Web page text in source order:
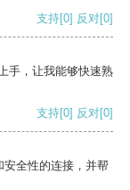
支持[0] 反对[0]
手，让我能够快速熟
支持[0] 反对[0]
全性的连接，并帮